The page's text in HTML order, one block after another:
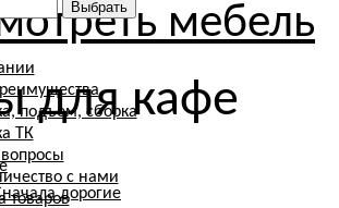
подъем, сборка
ТК
с нами
товаров
мебель
для кафе
дорогие